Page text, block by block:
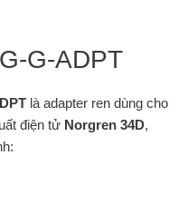
G-ADPT
là adapter ren dùng cho
điện tử Norgren 34D,